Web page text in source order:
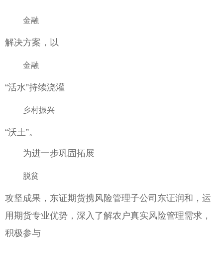
金融
解决方案，以
金融
“活水”持续浇灌
乡村振兴
“沃土”。
为进一步巩固拓展
脱贫
攻坚成果，东证期货携风险管理子公司东证润和，运
用期货专业优势，深入了解农户真实风险管理需求，
积极参与